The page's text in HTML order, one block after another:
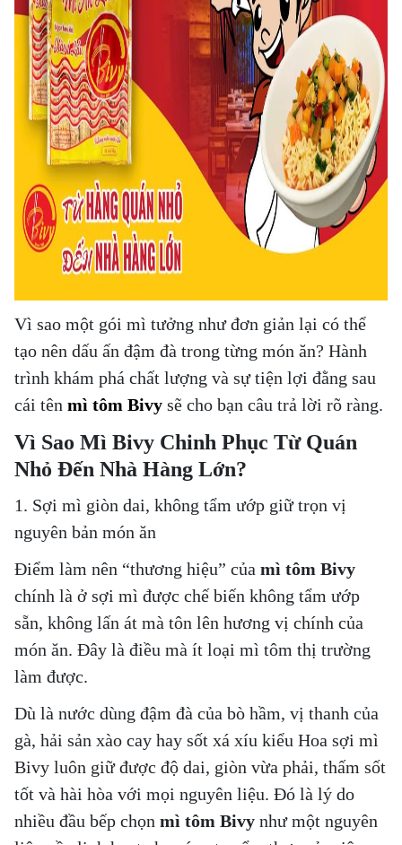
Vì sao một gói mì tưởng như đơn giản lại có thể
tạo nên dấu ấn đậm đà trong từng món ăn? Hành
trình khám phá chất lượng và sự tiện lợi đằng sau
cái tênmì tôm Bivy sẽ cho bạn câu trả lời rõ ràng.
Vì Sao Mì Bivy Chinh Phục Từ Quán
Nhỏ Đến Nhà Hàng Lớn?
1. Sợi mì giòn dai, không tẩm ướp giữ trọn vị
nguyên bản món ăn
Điểm làm nên “thương hiệu” củamì tôm Bivy
chính là ở sợi mì được chế biếnkhông tẩm ướp
sẵn, không lấn át màtôn lên hương vị chính của
món ăn. Đây là điều mà ít loại mì tôm thị trường
làm được.
Dù là nước dùng đậm đà của bò hầm, vị thanh của
gà, hải sản xào cay hay sốt xá xíu kiểu Hoasợi mì
Bivy luôn giữ được độ dai, giòn vừa phải, thấm sốt
tốt và hài hòa với mọi nguyên liệu. Đó là lý do
nhiều đầu bếp chọnmì tôm Bivy như một nguyên